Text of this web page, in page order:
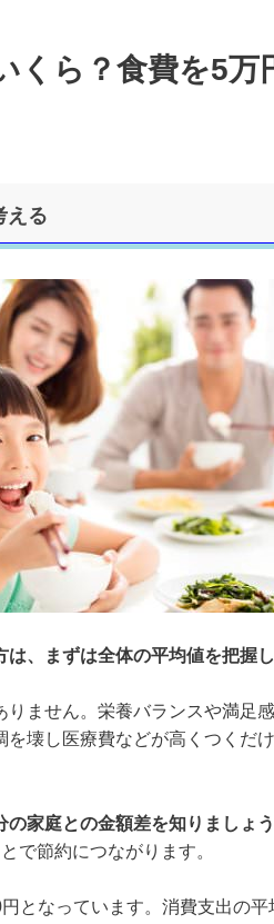
くら？食費を5万
える
は、まずは全体の平均値を把握
ません。栄養バランスや満足
壊し医療費などが高くつくだ
家庭との金額差を知りましょう
で節約につながります。
となっています。消費支出の